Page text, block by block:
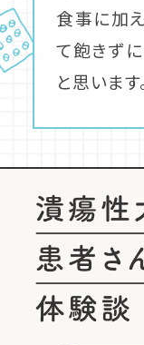
食事に加
て飽きず
と思います